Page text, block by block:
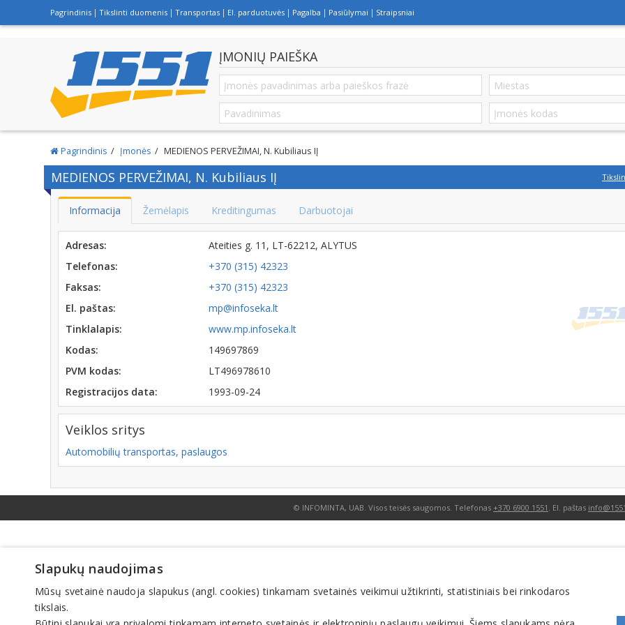
Pagrindinis Tikslinti duomenis Transportas El. parduotuvės Pagalba Pasiūlymai Straipsniai
ĮMONIŲ PAIEŠKA
Pagrindinis Įmonės MEDIENOS PERVEŽIMAI, N. Kubiliaus IĮ
MEDIENOS PERVEŽIMAI, N. Kubiliaus IĮ
Informacija Žemėlapis Kreditingumas Darbuotojai
Adresas:
Ateities g. 11, LT-62212, ALYTUS
Telefonas:
+370 (315) 42323
Faksas:
+370 (315) 42323
El. paštas:
mp@infoseka.lt
Tinklalapis:
www.mp.infoseka.lt
Kodas:
149697869
PVM kodas:
LT496978610
Registracijos data:
1993-09-24
Veiklos sritys
Automobilių transportas, paslaugos
© INFOMINTA, UAB. Visos teisės saugomos. Telefonas +370 6900 1551 . El. paštas
Slapukų naudojimas
Mūsų svetainė naudoja slapukus (angl. cookies) tinkamam svetainės veikimui užtikrinti, statistiniais bei rinkodaros
tikslais.